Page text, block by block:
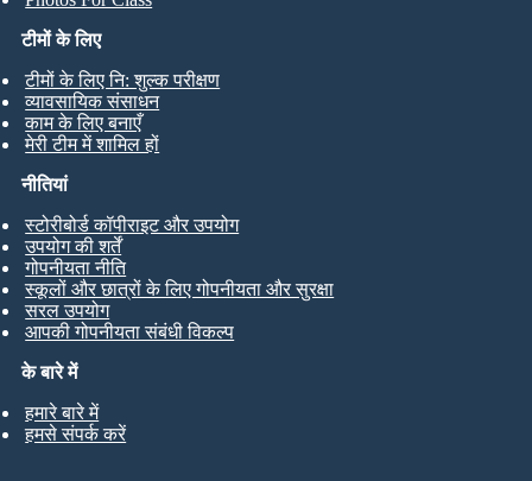
टीमों के लिए
टीमों के लिए नि: शुल्क परीक्षण
व्यावसायिक संसाधन
काम के लिए बनाएँ
मेरी टीम में शामिल हों
के बारे में
हमारे बारे में
हमसे संपर्क करें
नीतियां
स्टोरीबोर्ड कॉपीराइट और उपयोग
उपयोग की शर्तें
गोपनीयता नीति
स्कूलों और छात्रों के लिए गोपनीयता और सुरक्षा
सरल उपयोग
आपकी गोपनीयता संबंधी विकल्प